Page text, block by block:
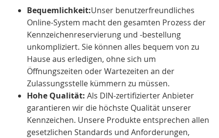
Bequemlichkeit:Unser benutzerfreundliches
Online-System macht den gesamten Prozess der
Kennzeichenreservierung und -bestellung
unkompliziert. Sie können alles bequem von zu
Hause aus erledigen, ohne sich um
Öffnungszeiten oder Wartezeiten an der
Zulassungsstelle kümmern zu müssen.
Hohe Qualität: Als DIN-zertifizierter Anbieter
garantieren wir die höchste Qualität unserer
Kennzeichen. Unsere Produkte entsprechen allen
gesetzlichen Standards und Anforderungen,